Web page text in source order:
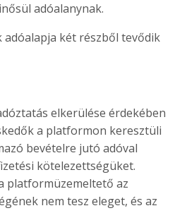
adóalanynak.
két részből tevődik
elkerülése érdekében
a platformon keresztüli
bevételre jutó adóval
kötelezettségüket.
platformüzemeltető az
nem tesz eleget, és az